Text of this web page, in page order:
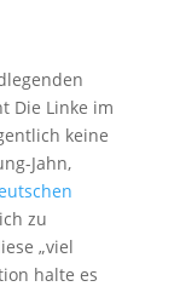
Die Linke im
keine
Jahn,
zu
„viel
halte es